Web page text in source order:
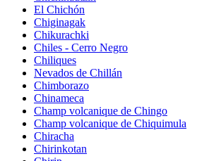
El Chichón
Chiginagak
Chikurachki
Chiles - Cerro Negro
Chiliques
Nevados de Chillán
Chimborazo
Chinameca
Champ volcanique de Chingo
Champ volcanique de Chiquimula
Chiracha
Chirinkotan